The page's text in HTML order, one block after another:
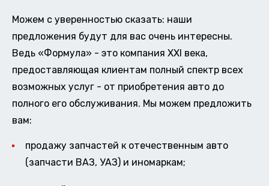
Можем с уверенностью сказать: наши
предложения будут для вас очень интересны.
Ведь «Формула» - это компания XXI века,
предоставляющая клиентам полный спектр всех
возможных услуг - от приобретения авто до
полного его обслуживания. Мы можем предложить
вам:
продажу запчастей к отечественным авто
(запчасти ВАЗ, УАЗ) и иномаркам;